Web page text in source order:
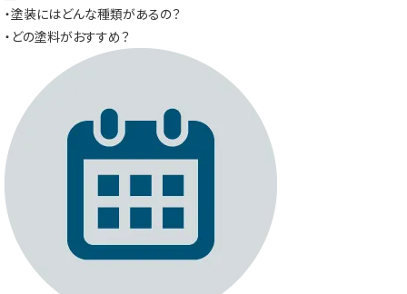
・塗装にはどんな種類があるの？
・どの塗料がおすすめ？